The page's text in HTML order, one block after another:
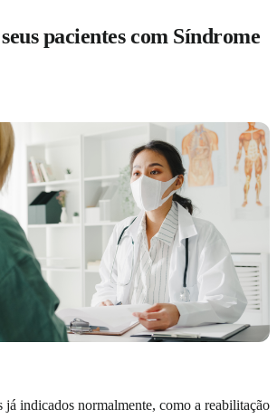
pacientes com Síndrome
já indicados normalmente, como a reabilitação